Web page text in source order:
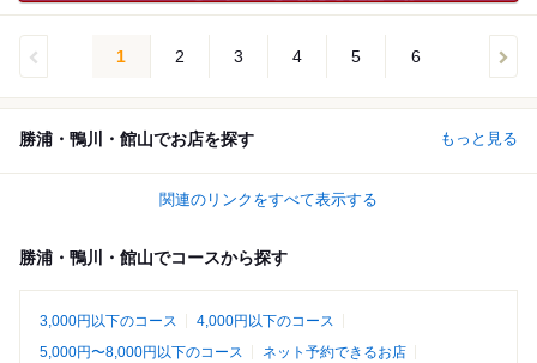
1 2 3 4 5 6
勝浦・鴨川・館山でお店を探す もっと見る
関連のリンクをすべて表示する
勝浦・鴨川・館山でコースから探す
3,000円以下のコース
4,000円以下のコース
5,000円〜8,000円以下のコース
ネット予約できるお店